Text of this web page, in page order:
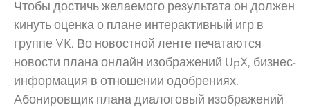
Чтобы достичь желаемого результата он должен
кинуть оценка о плане интерактивный игр в
группе VK. Во новостной ленте печатаются
новости плана онлайн изображений UpX, бизнес-
информация в отношении одобрениях.
Абонировщик плана диалоговый изображений